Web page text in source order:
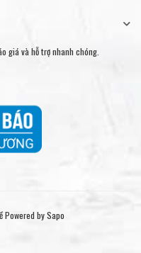
giá và hỗ trợ nhanh chóng.
Powered by Sapo